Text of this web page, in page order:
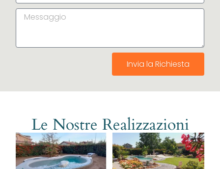
Invia la Richiesta
Le Nostre Realizzazioni